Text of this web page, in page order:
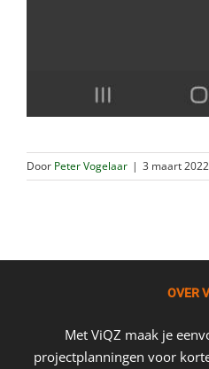
Door Peter Vogelaar | 3 maart 2022
OVER
Met ViQZ maak je
projectplanningen voor